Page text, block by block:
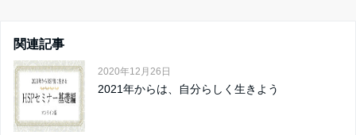
関連記事
2020年12月26日
2021年からは、自分らしく生きよう